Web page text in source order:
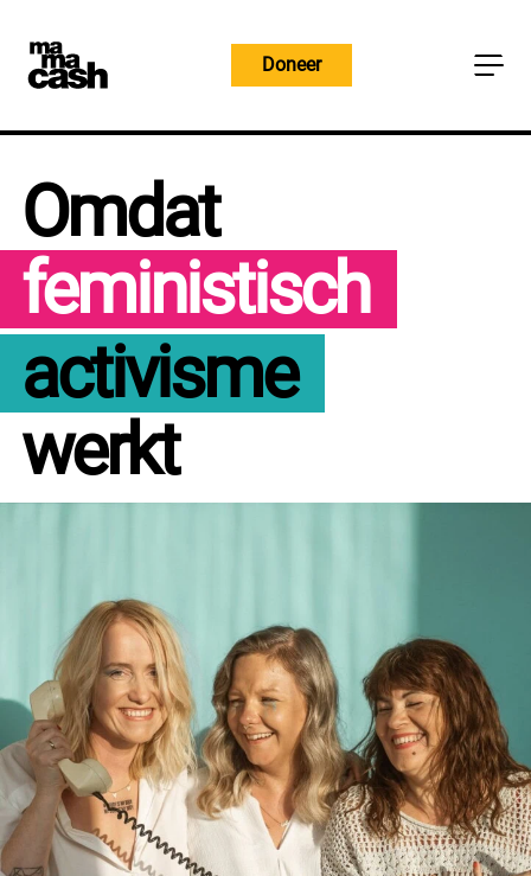
naar
inhoud
Doneer
Omdat
feministisch
activisme
werkt